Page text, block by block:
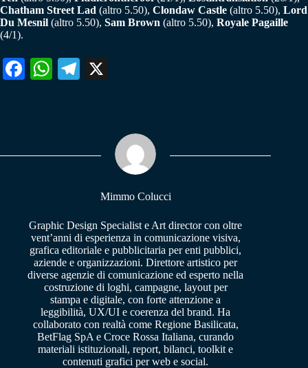
Chatham Street Lad (altro 5.50), Clondaw Castle (altro 5.50), Lord
Du Mesnil (altro 5.50), Sam Brown (altro 5.50), Royale Pagaille
(4/1).
Fa W
pp
Te
m
Mimmo Colucci
Graphic Design Specialist e Art director con oltre
vent’anni di esperienza in comunicazione visiva,
grafica editoriale e pubblicitaria per enti pubblici,
aziende e organizzazioni. Direttore artistico per
diverse agenzie di comunicazione ed esperto nella
costruzione di loghi, campagne, layout per
stampa e digitale, con forte attenzione a
leggibilità, UX/UI e coerenza del brand. Ha
collaborato con realtà come Regione Basilicata,
BetFlag SpA e Croce Rossa Italiana, curando
materiali istituzionali, report, bilanci, toolkit e
contenuti grafici per web e social.